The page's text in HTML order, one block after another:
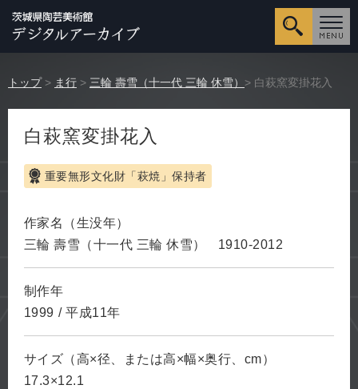
詳細検
トップ > ま行 > 三輪 壽雪（十一代 三輪 休雪） > 白萩窯変掛花入
白萩窯変掛花入
重要無形文化財「萩焼」保持者
作家名（生没年）
三輪 壽雪（十一代 三輪 休雪）
1910-2012
制作年
1999 / 平成11年
サイズ（高×径、または高×幅×奥行、cm）
17.3×12.1